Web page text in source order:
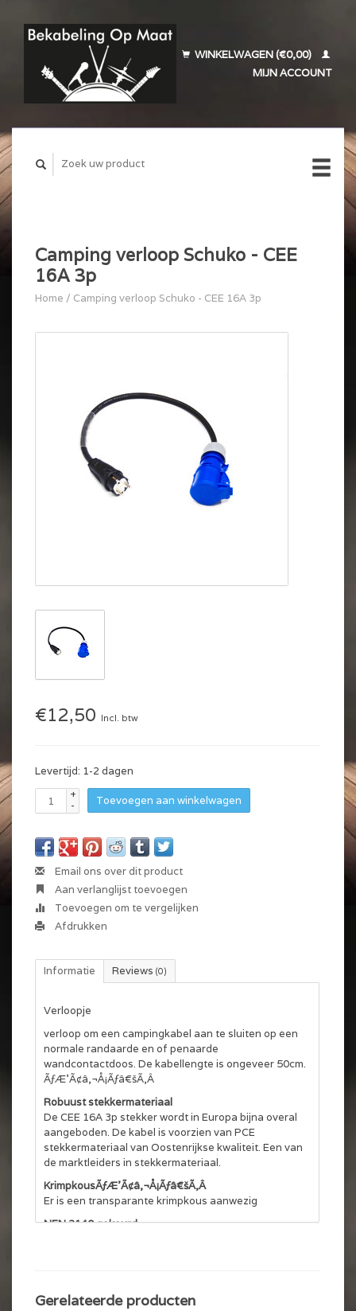
WINKELWAGEN (€0,00)
MIJN ACCOUNT
Camping verloop Schuko - CEE
16A 3p
Home / Camping verloop Schuko - CEE 16A 3p
€12,50 Incl. btw
Levertijd: 1-2 dagen
+
-
Toevoegen aan winkelwagen
Email ons over dit product
Aan verlanglijst toevoegen
Toevoegen om te vergelijken
Afdrukken
Informatie Reviews (0)
Verloopje
verloop om een campingkabel aan te sluiten op een
normale randaarde en of penaarde
wandcontactdoos. De kabellengte is ongeveer 50cm.
ÃƒÆ’Ã¢â‚¬Å¡Ãƒâ€šÃ‚Â
Robuust stekkermateriaal
De CEE 16A 3p stekker wordt in Europa bijna overal
aangeboden. De kabel is voorzien van PCE
stekkermateriaal van Oostenrijkse kwaliteit. Een van
de marktleiders in stekkermateriaal.
KrimpkousÃƒÆ’Ã¢â‚¬Å¡Ãƒâ€šÃ‚Â
Er is een transparante krimpkous aanwezig
NEN 3140 gekeurd
Gerelateerde producten